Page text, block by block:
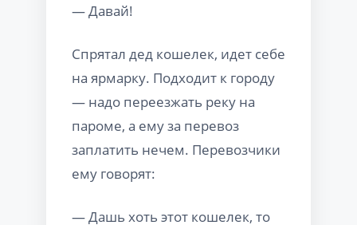
— Давай!
Спрятал дед кошелек, идет себе
на ярмарку. Подходит к городу
— надо переезжать реку на
пароме, а ему за перевоз
заплатить нечем. Перевозчики
ему говорят:
— Дашь хоть этот кошелек, то